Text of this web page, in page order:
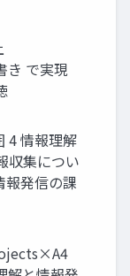
で実現
4 情報理解
収集につい
報発信の課